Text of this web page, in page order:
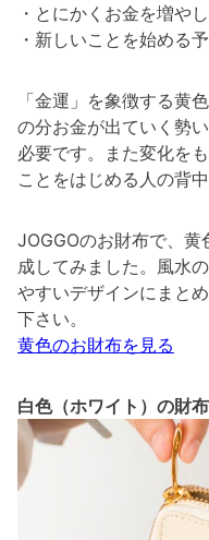
・とにかくお金を増や
・新しいことを始める
「金運」を象徴する黄
の分お金が出ていく勢
必要です。また変化を
ことをはじめる人の背
JOGGOのお財布で、
成してみました。風水
やすいデザインにまと
下さい。
黄色のお財布を見る
白色（ホワイト）の財布